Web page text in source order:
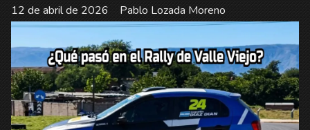
Pablo Lozada Moreno
12 de abril de 2026